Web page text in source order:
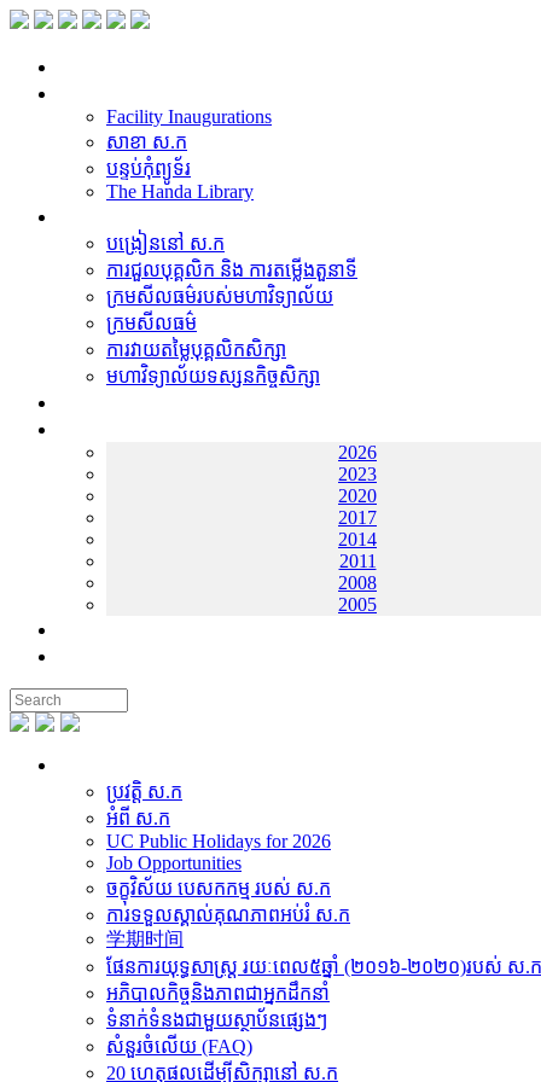
Facility Inaugurations
សាខា ស.ក
បន្ទប់កុំព្យូទ័រ
The Handa Library
បង្រៀននៅ ស.ក
ការជួលបុគ្គលិក និង ការតម្លើងតួនាទី
ក្រមសីលធម៌របស់មហាវិទ្យាល័យ
ក្រមសីលធម៌
ការវាយតម្លៃបុគ្គលិកសិក្សា
មហាវិទ្យាល័យទស្សនកិច្ចសិក្សា
2026
2023
2020
2017
2014
2011
2008
2005
ប្រវត្តិ ស.ក
អំពី ស.ក
UC Public Holidays for 2026
Job Opportunities
ចក្ខុវិស័យ បេសកកម្ម របស់ ស.ក
ការទទួលស្គាល់គុណភាពអប់រំ ស.ក
学期时间
ផែនការយុទ្ធសាស្រ្ត រយៈពេល៥ឆ្នាំ (២០១៦-២០២០)​របស់ ស.ក
អភិបាលកិច្ចនិងភាពជាអ្នកដឹកនាំ
ទំនាក់ទំនងជាមួយស្ថាប័នផ្សេងៗ
សំនួរចំលើយ (FAQ)
20 ហេតុផលដើម្បីសិក្សានៅ ស.ក